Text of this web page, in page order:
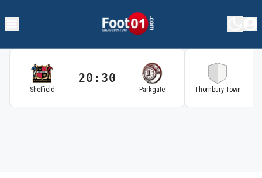
Sheffield
20:30
Parkgate Thornbury Town